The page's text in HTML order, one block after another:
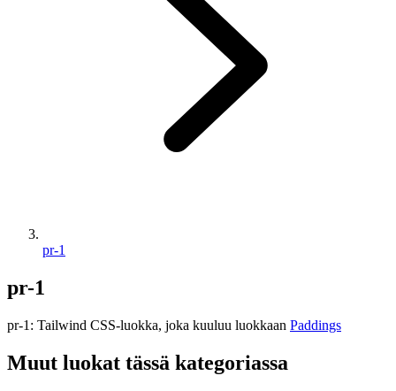
pr-1
pr-1
pr-1 : Tailwind CSS-luokka, joka kuuluu luokkaan Paddings
Muut luokat tässä kategoriassa